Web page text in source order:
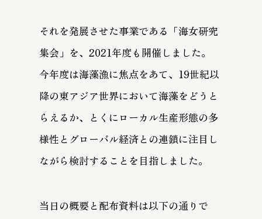
それを発展させた事業である「海女研究
集会」を、2021年度も開催しました。
今年度は海藻漁に焦点をあて、19世紀以
降の東アジア世界において海藻をどうと
らえるか、とくにローカル生産形態の多
様性とグローバル経済との連鎖に注目し
ながら検討することを目指しました。
当日の概要と配布資料は以下の通りで